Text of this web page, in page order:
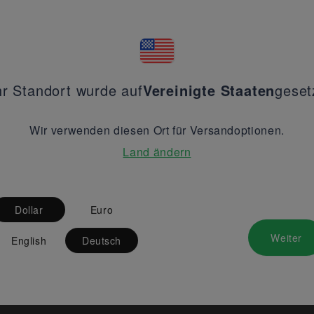
Standort wurde aufVereinigte Staaten
Wir verwenden diesen Ort für Versandoptionen.
Land ändern
Dollar Euro
English Deutsch Weiter